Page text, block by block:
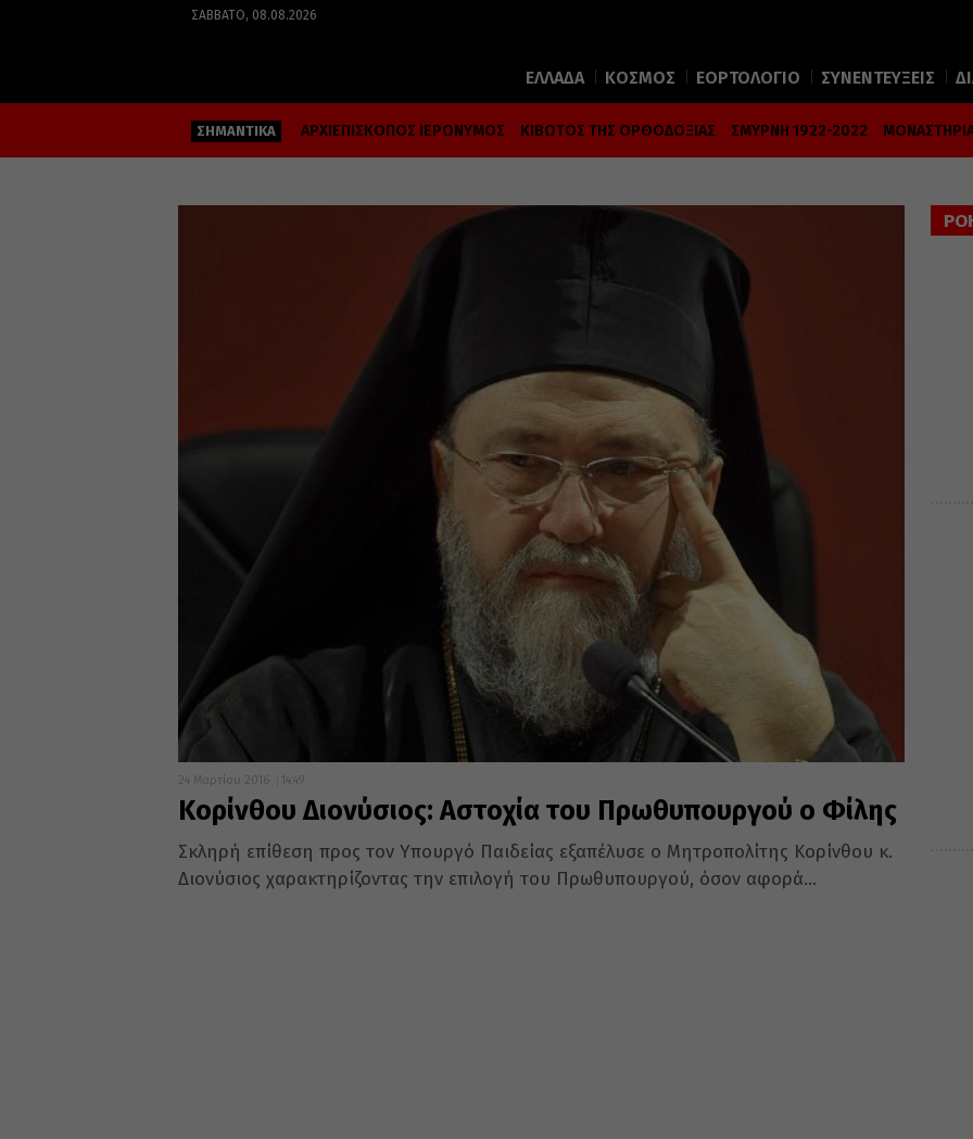
ΣΆΒΒΑΤΟ, 08.08.2026
ΕΛΛΑΔΑ ΚΟΣΜΟΣ ΕΟΡΤΟΛΟΓΙΟ ΣΥΝΕΝΤΕΥΞΕΙΣ
ΣΗΜΑΝΤΙΚΑ ΑΡΧΙΕΠΙΣΚΟΠΟΣ ΙΕΡΩΝΥΜΟΣ ΚΙΒΩΤΟΣ ΤΗΣ ΟΡΘΟΔΟΞΙΑΣ ΣΜΥΡΝΗ 1922-2022
24 Μαρτίου 2016 14:49
Κορίνθου Διονύσιος: Αστοχία του Πρωθυπουργού ο Φίλης
Σκληρή επίθεση προς τον Υπουργό Παιδείας εξαπέλυσε ο Μητροπολίτης Κορίνθου κ.
Διονύσιος χαρακτηρίζοντας την επιλογή του Πρωθυπουργού, όσον αφορά...